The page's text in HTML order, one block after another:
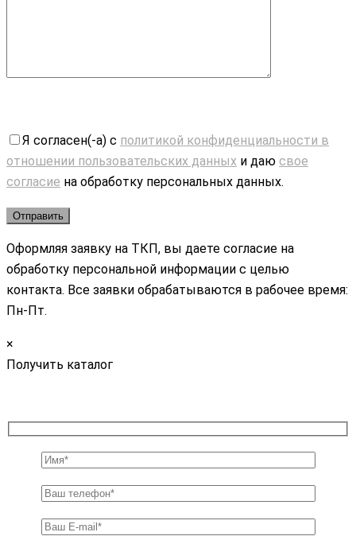
Я согласен(-а) с политикой конфиденциальности в
отношении пользовательских данных и даю свое
согласие на обработку персональных данных.
Оформляя заявку на ТКП, вы даете согласие на
обработку персональной информации с целью
контакта. Все заявки обрабатываются в рабочее время:
Пн-Пт.
×
Получить каталог